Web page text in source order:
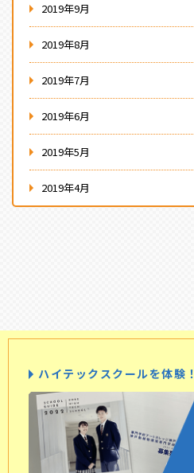
2019年9月
2019年8月
2019年7月
2019年6月
2019年5月
2019年4月
ハイテックスクールを体験！